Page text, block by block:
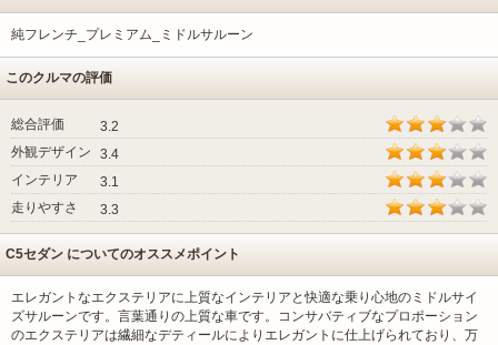
純フレンチ_プレミアム_ミドルサルーン
このクルマの評価
総合評価
3.2
外観デザイン
3.4
インテリア
3.1
走りやすさ
3.3
C5セダン についてのオススメポイント
エレガントなエクステリアに上質なインテリアと快適な乗り心地のミドルサイ
ズサルーンです。言葉通りの上質な車です。コンサバティブなプロポーション
のエクステリアは繊細なデティールによりエレガントに仕上げられており、万